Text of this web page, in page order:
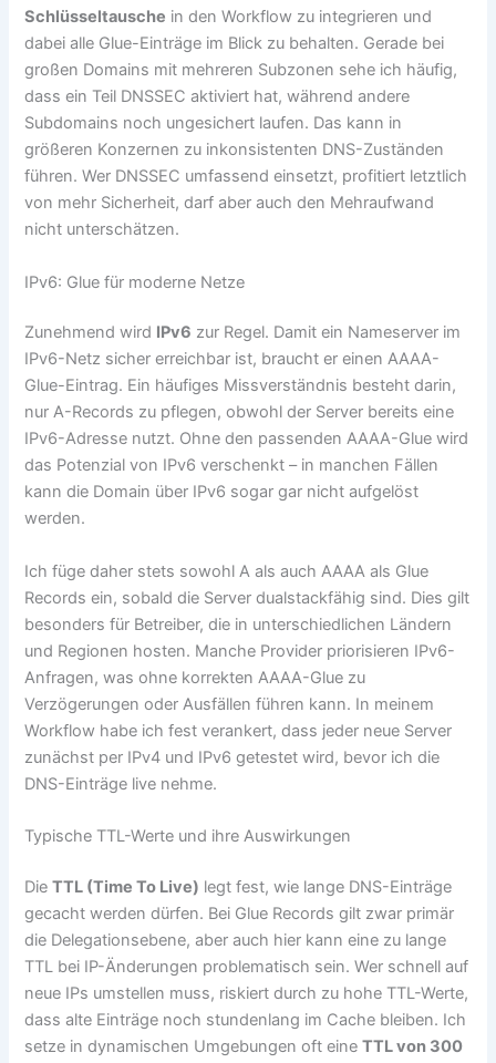
Schlüsseltausche in den Workflow zu integrieren und
dabei alle Glue-Einträge im Blick zu behalten. Gerade bei
großen Domains mit mehreren Subzonen sehe ich häufig,
dass ein Teil DNSSEC aktiviert hat, während andere
Subdomains noch ungesichert laufen. Das kann in
größeren Konzernen zu inkonsistenten DNS-Zuständen
führen. Wer DNSSEC umfassend einsetzt, profitiert letztlich
von mehr Sicherheit, darf aber auch den Mehraufwand
nicht unterschätzen.
IPv6: Glue für moderne Netze
Zunehmend wird IPv6 zur Regel. Damit ein Nameserver im
IPv6-Netz sicher erreichbar ist, braucht er einen AAAA-
Glue-Eintrag. Ein häufiges Missverständnis besteht darin,
nur A-Records zu pflegen, obwohl der Server bereits eine
IPv6-Adresse nutzt. Ohne den passenden AAAA-Glue wird
das Potenzial von IPv6 verschenkt – in manchen Fällen
kann die Domain über IPv6 sogar gar nicht aufgelöst
werden.
Ich füge daher stets sowohl A als auch AAAA als Glue
Records ein, sobald die Server dualstackfähig sind. Dies gilt
besonders für Betreiber, die in unterschiedlichen Ländern
und Regionen hosten. Manche Provider priorisieren IPv6-
Anfragen, was ohne korrekten AAAA-Glue zu
Verzögerungen oder Ausfällen führen kann. In meinem
Workflow habe ich fest verankert, dass jeder neue Server
zunächst per IPv4 und IPv6 getestet wird, bevor ich die
DNS-Einträge live nehme.
Typische TTL-Werte und ihre Auswirkungen
DieTTL (Time To Live) legt fest, wie lange DNS-Einträge
gecacht werden dürfen. Bei Glue Records gilt zwar primär
die Delegationsebene, aber auch hier kann eine zu lange
TTL bei IP-Änderungen problematisch sein. Wer schnell auf
neue IPs umstellen muss, riskiert durch zu hohe TTL-Werte,
dass alte Einträge noch stundenlang im Cache bleiben. Ich
setze in dynamischen Umgebungen oft eineTTL von 300